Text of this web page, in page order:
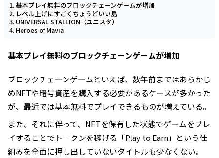
基本プレイ無料のブロックチェーンゲームが増加
レベル上げにすごくちょうどいい島
UNIVERSAL STALLION（ユニスタ）
Heroes of Mavia
基本プレイ無料のブロックチェーンゲームが増加
ブロックチェーンゲームといえば、数年前まではあらかじ
めNFTや暗号資産を購入する必要があるケースが多かった
が、最近では基本無料でプレイできるものが増えている。
また、それに伴って、NFTを保有した状態でゲームをプレ
イすることでトークンを稼げる「Play to Earn」という仕
組みを全面に押し出していないタイトルも少なくない。